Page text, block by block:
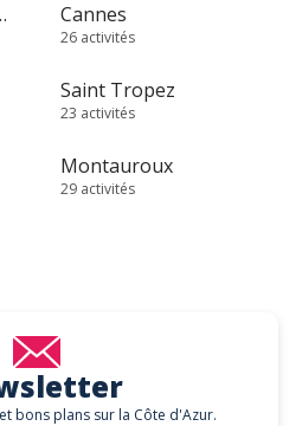
Cannes
26 activités
Saint Tropez
23 activités
Montauroux
29 activités
bons plans sur la Côte d'Azur.